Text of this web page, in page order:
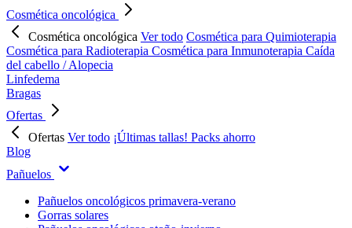
Cosmética oncológica
Cosmética oncológica Ver todo Cosmética para Quimioterapia
Cosmética para Radioterapia Cosmética para Inmunoterapia Caída
del cabello / Alopecia
Linfedema
Bragas
Ofertas
Ofertas Ver todo ¡Últimas tallas! Packs ahorro
Blog
Pañuelos
Pañuelos oncológicos primavera-verano
Gorras solares